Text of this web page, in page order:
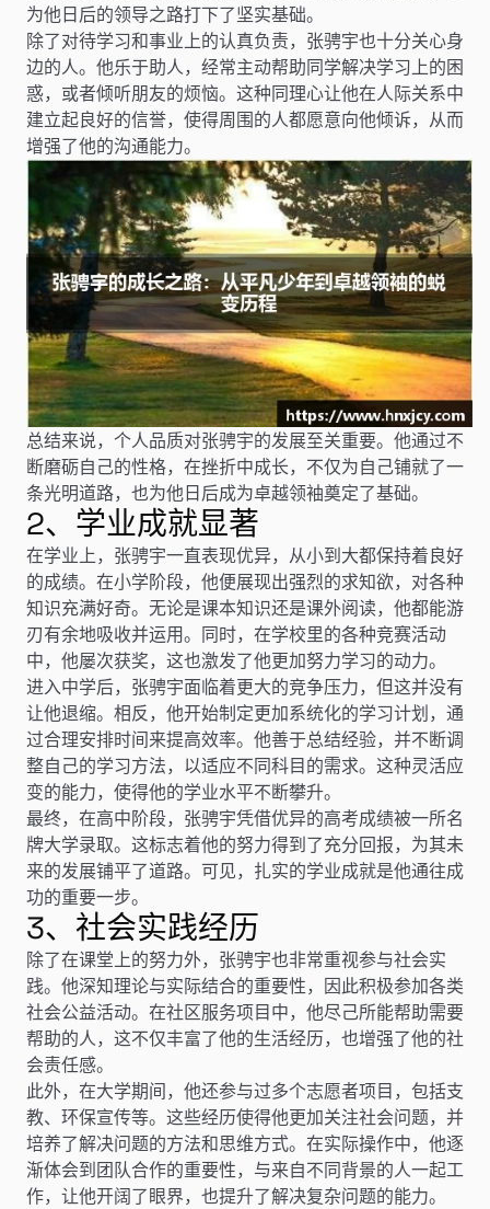
为他日后的领导之路打下了坚实基础。
除了对待学习和事业上的认真负责，张骋宇也十分关心身
边的人。他乐于助人，经常主动帮助同学解决学习上的困
惑，或者倾听朋友的烦恼。这种同理心让他在人际关系中
建立起良好的信誉，使得周围的人都愿意向他倾诉，从而
增强了他的沟通能力。
总结来说，个人品质对张骋宇的发展至关重要。他通过不
断磨砺自己的性格，在挫折中成长，不仅为自己铺就了一
条光明道路，也为他日后成为卓越领袖奠定了基础。
2、学业成就显著
在学业上，张骋宇一直表现优异，从小到大都保持着良好
的成绩。在小学阶段，他便展现出强烈的求知欲，对各种
知识充满好奇。无论是课本知识还是课外阅读，他都能游
刃有余地吸收并运用。同时，在学校里的各种竞赛活动
中，他屡次获奖，这也激发了他更加努力学习的动力。
进入中学后，张骋宇面临着更大的竞争压力，但这并没有
让他退缩。相反，他开始制定更加系统化的学习计划，通
过合理安排时间来提高效率。他善于总结经验，并不断调
整自己的学习方法，以适应不同科目的需求。这种灵活应
变的能力，使得他的学业水平不断攀升。
最终，在高中阶段，张骋宇凭借优异的高考成绩被一所名
牌大学录取。这标志着他的努力得到了充分回报，为其未
来的发展铺平了道路。可见，扎实的学业成就是他通往成
功的重要一步。
3、社会实践经历
除了在课堂上的努力外，张骋宇也非常重视参与社会实
践。他深知理论与实际结合的重要性，因此积极参加各类
社会公益活动。在社区服务项目中，他尽己所能帮助需要
帮助的人，这不仅丰富了他的生活经历，也增强了他的社
会责任感。
此外，在大学期间，他还参与过多个志愿者项目，包括支
教、环保宣传等。这些经历使得他更加关注社会问题，并
培养了解决问题的方法和思维方式。在实际操作中，他逐
渐体会到团队合作的重要性，与来自不同背景的人一起工
作，让他开阔了眼界，也提升了解决复杂问题的能力。